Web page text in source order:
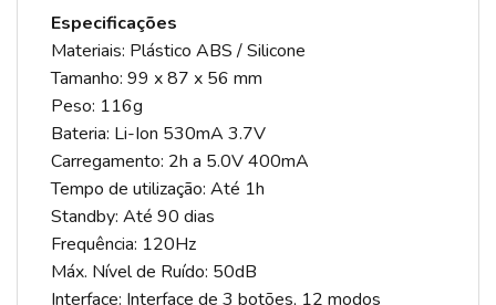
Especificações
Materiais: Plástico ABS / Silicone
Tamanho: 99 x 87 x 56 mm
Peso: 116g
Bateria: Li-Ion 530mA 3.7V
Carregamento: 2h a 5.0V 400mA
Tempo de utilização: Até 1h
Standby: Até 90 dias
Frequência: 120Hz
Máx. Nível de Ruído: 50dB
Interface: Interface de 3 botões, 12 modos